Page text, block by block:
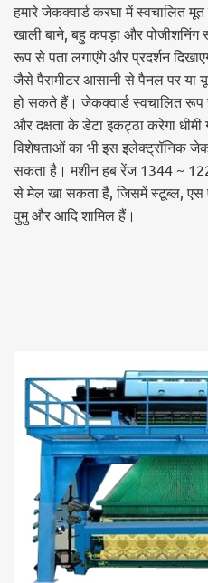
हमारे जेकक्वार्ड करघा में स्वचालित
खाली बाने, बहु कपड़ा और पोजीशनिंग
रूप से पता लगाएंगे और प्रदर्शन
जैसे पैरामीटर आसानी से पैनल पर या
हो सकते हैं। जेकक्वार्ड स्वचालित
और दक्षता के डेटा इकट्ठा करेगा
विशेषताओं का भी इस इलेक्ट्रॉनिक
सकता है। मशीन हब रेंज 1344 ~
से मेल खा सकता है, जिसमें स्टूब्ल, एस
वुमु और आदि शामिल हैं।